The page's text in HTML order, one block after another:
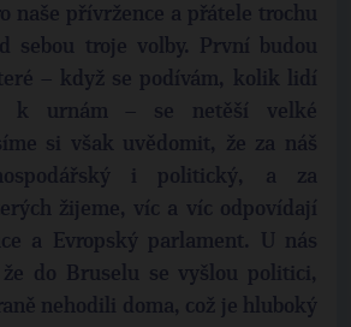
naše přívržence a přátele trochu
sebou troje volby. První budou
– když se podívám, kolik lidí
k urnám – se netěší velké
si však uvědomit, že za náš
i politický, a za
žijeme, víc a víc odpovídají
a Evropský parlament. U nás
do Bruselu se vyšlou politici,
nehodili doma, což je hluboký